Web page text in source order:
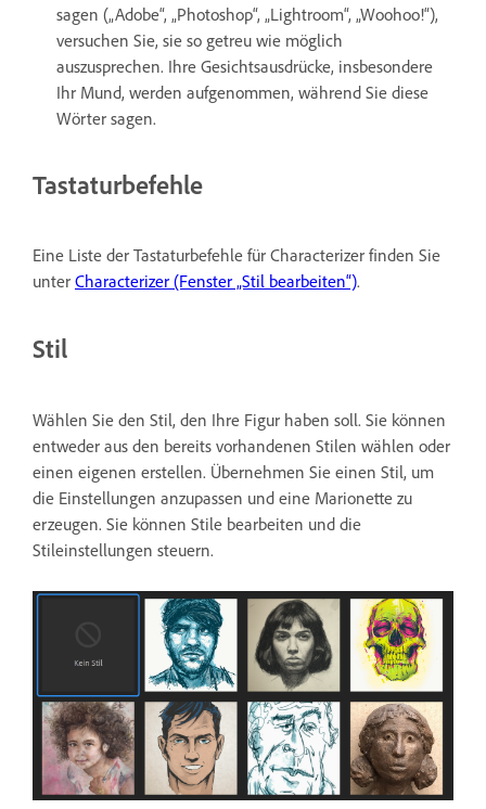
sagen („Adobe“, „Photoshop“, „Lightroom“, „Woohoo!“),
versuchen Sie, sie so getreu wie möglich
auszusprechen. Ihre Gesichtsausdrücke, insbesondere
Ihr Mund, werden aufgenommen, während Sie diese
Wörter sagen.
Tastaturbefehle
Eine Liste der Tastaturbefehle für Characterizer finden Sie
unter Characterizer (Fenster „Stil bearbeiten“).
Stil
Wählen Sie den Stil, den Ihre Figur haben soll. Sie können
entweder aus den bereits vorhandenen Stilen wählen oder
einen eigenen erstellen. Übernehmen Sie einen Stil, um
die Einstellungen anzupassen und eine Marionette zu
erzeugen. Sie können Stile bearbeiten und die
Stileinstellungen steuern.